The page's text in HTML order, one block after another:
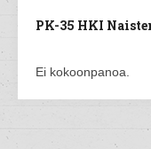
PK-35 HKI
Ei kokoonpanoa.